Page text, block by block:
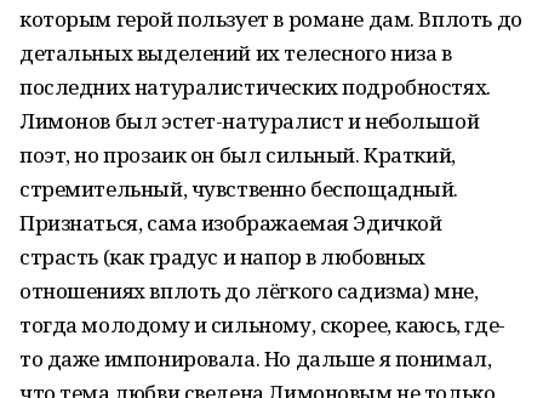
которым герой пользует в романе дам. Вплоть до
детальных выделений их телесного низа в
последних натуралистических подробностях.
Лимонов был эстет-натуралист и небольшой
поэт, но прозаик он был сильный. Краткий,
стремительный, чувственно беспощадный.
Признаться, сама изображаемая Эдичкой
страсть (как градус и напор в любовных
отношениях вплоть до лёгкого садизма) мне,
тогда молодому и сильному, скорее, каюсь, где-
то даже импонировала. Но дальше я понимал,